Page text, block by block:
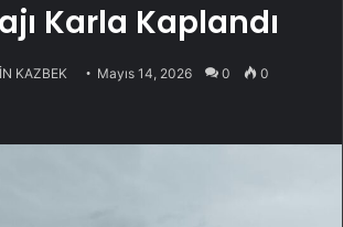
Karla Kaplandı
KAZBEK Mayıs 14, 2026 0 0